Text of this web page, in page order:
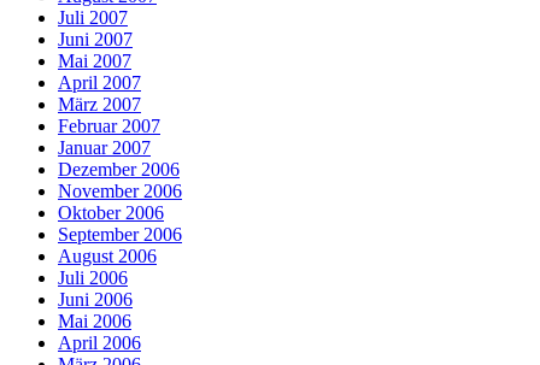
Juli 2007
Juni 2007
Mai 2007
April 2007
März 2007
Februar 2007
Januar 2007
Dezember 2006
November 2006
Oktober 2006
September 2006
August 2006
Juli 2006
Juni 2006
Mai 2006
April 2006